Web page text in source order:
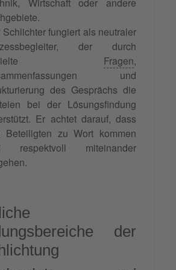
Wirtschaft oder andere
Schlichter fungiert als neutraler
der durch
Fragen,
und
des Gesprächs die
bei der Lösungsfindung
Er achtet darauf, dass
Beteiligten zu Wort kommen
respektvoll miteinander
der